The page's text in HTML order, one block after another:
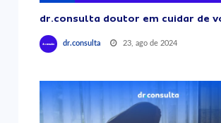
dr.consulta doutor em cuidar de
dr.consulta 23, ago de 2024